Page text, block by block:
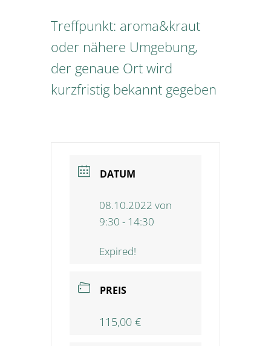
Treffpunkt: aroma&kraut
oder nähere Umgebung,
der genaue Ort wird
kurzfristig bekannt gegeben
DATUM
08.10.2022 von
9:30 - 14:30
Expired!
PREIS
115,00 €